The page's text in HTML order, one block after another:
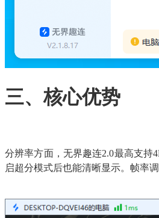
三、核心优势
分辨率方面，无界趣连2.0最高支持
启超分模式后也能清晰显示。帧率